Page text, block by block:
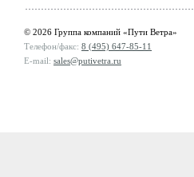
© 2026 Группа компаний «Пути Ветра»
Телефон/факс: 8 (495) 647-85-11
E-mail: sales@putivetra.ru